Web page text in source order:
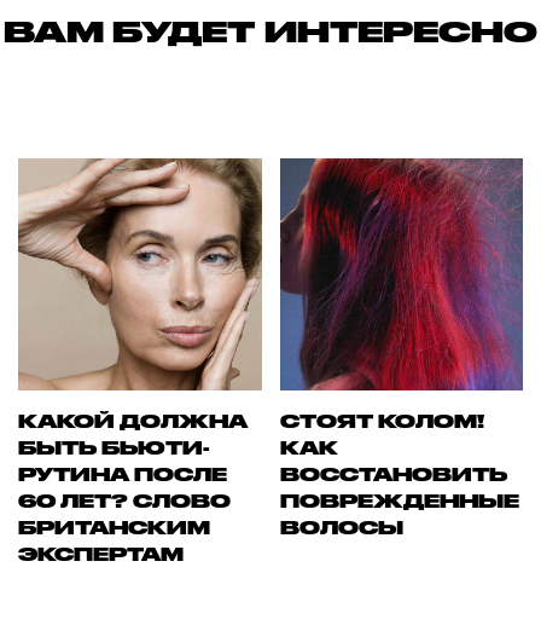
ВАМ БУДЕТ ИНТЕРЕСНО
КАКОЙ ДОЛЖНА
БЫТЬ БЬЮТИ-
РУТИНА ПОСЛЕ
60 ЛЕТ? СЛОВО
БРИТАНСКИМ
ЭКСПЕРТАМ
СТОЯТ КОЛОМ!
КАК
ВОССТАНОВИТЬ
ПОВРЕЖДЕННЫЕ
ВОЛОСЫ